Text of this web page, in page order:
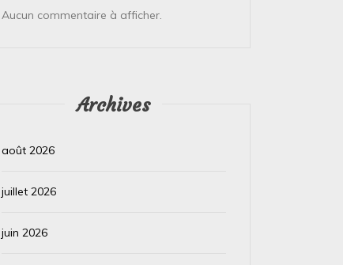
pour un Futur Plus Vert Qui aurait cru que la
Aucun commentaire à afficher.
Archives
août 2026
juillet 2026
juin 2026